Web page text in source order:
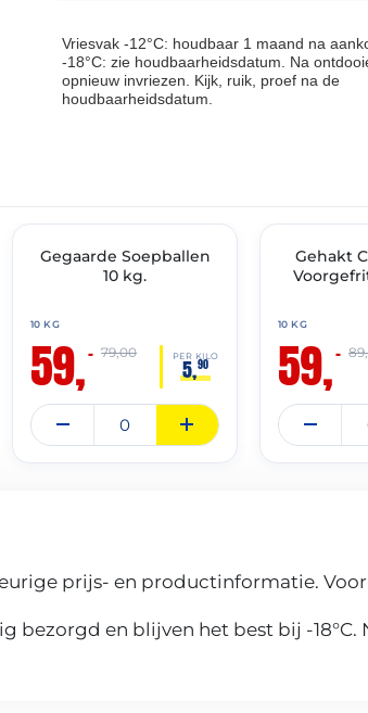
Vriesvak -12°C: houdbaar 1 maand na
-18°C: zie houdbaarheidsdatum. Na
opnieuw invriezen. Kijk, ruik, proef na de
houdbaarheidsdatum.
🔥 OP=OP
Gegaarde Soepballen
10 kg.
10 KG
59,– PER KILO
5,90
79,00
🔥 OP=OP
Gehakt
10 KG
59,–
prijs- en productinformatie.
en blijven het best bij -18°C.